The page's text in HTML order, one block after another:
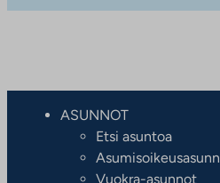
ASUNNOT
Etsi asuntoa
Vuokra-asunnot